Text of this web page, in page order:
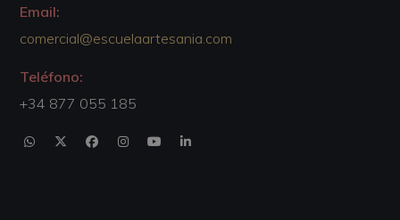
Email:
comercial@escuelaartesania.com
Teléfono:
+34 877 055 185